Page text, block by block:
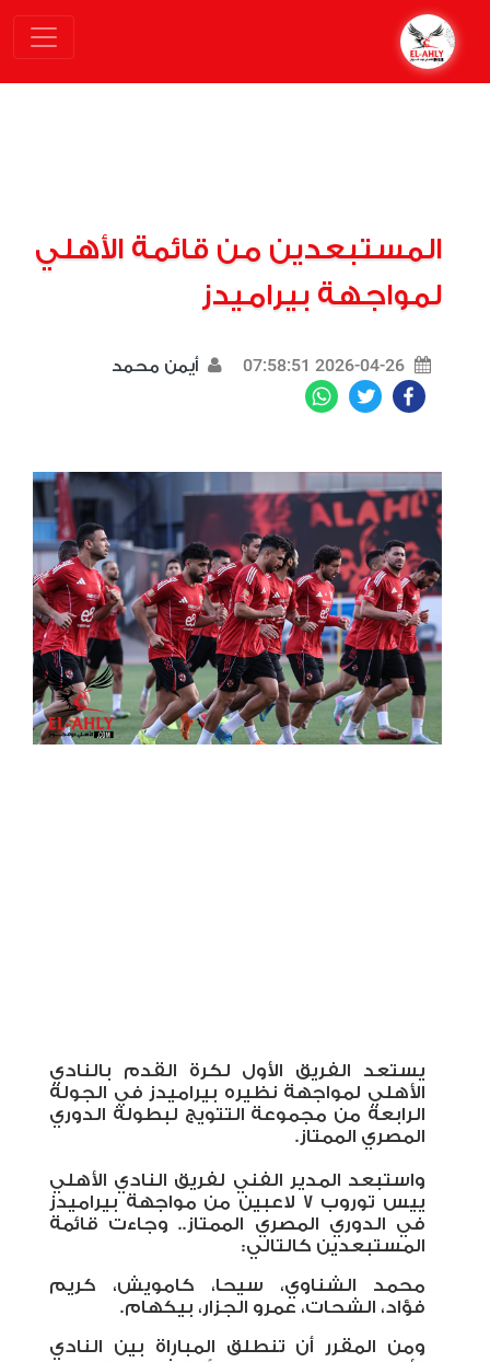
المستبعدين من قائمة الأهلي
لمواجهة بيراميدز
2026-04-26 07:58:51 أيمن محمد
Facebook
Twitter
يستعد الفريق الأول لكرة القدم بالنادي
الأهلي لمواجهة نظيره بيراميدز في الجولة
الرابعة من مجموعة التتويج لبطولة الدوري
المصري الممتاز.
واستبعد المدير الفني لفريق النادي الأهلي
ييس توروب 7 لاعبين من مواجهة بيراميدز
في الدوري المصري الممتاز.. وجاءت قائمة
المستبعدين كالتالي:
محمد الشناوي، سيحا، كامويش، كريم
فؤاد، الشحات، عمرو الجزار، بيكهام.
ومن المقرر أن تنطلق المباراة بين النادي